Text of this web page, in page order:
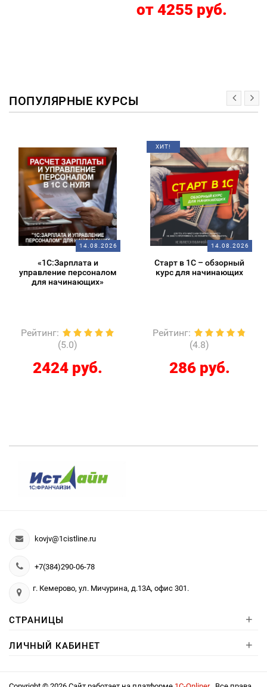
от 4255 руб.
ПОПУЛЯРНЫЕ КУРСЫ
14.08.2026
«1С:Зарплата и
управление персоналом
для начинающих»
Рейтинг:
(5.0)
2424 руб.
ХИТ!
14.08.2026
Старт в 1С – обзорный
курс для начинающих
Рейтинг:
(4.8)
286 руб.
kovjv@1cistline.ru
+7(384)290-06-78
г. Кемерово, ул. Мичурина, д.13А, офис 301.
СТРАНИЦЫ +
ЛИЧНЫЙ КАБИНЕТ +